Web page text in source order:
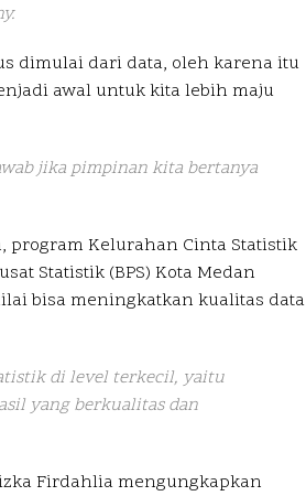
dimulai dari data, oleh karena itu
awal untuk kita lebih maju
jika pimpinan kita bertanya
program Kelurahan Cinta Statistik
Statistik (BPS) Kota Medan
bisa meningkatkan kualitas data
di level terkecil, yaitu
yang berkualitas dan
Firdahlia mengungkapkan